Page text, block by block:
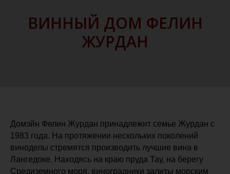
ВИННЫЙ ДОМ ФЕЛИН
ЖУРДАН
Домэйн Фелин Журдан принадлежит семье Журдан с
1983 года. На протяжении нескольких поколений
виноделы стремятся производить лучшие вина в
Лангедоке. Находясь на краю пруда Тау, на берегу
Средиземного моря, виноградники залиты морским